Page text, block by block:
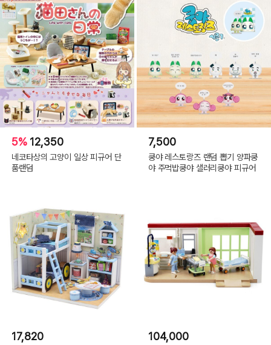
5% 12,350
네코타상의 고양이 일상 피규어 단
품랜덤
7,500
쿵야 레스토랑즈 랜덤 뽑기 양파쿵
야 주먹밥쿵야 샐러리쿵야 피규어
17,820 104,000